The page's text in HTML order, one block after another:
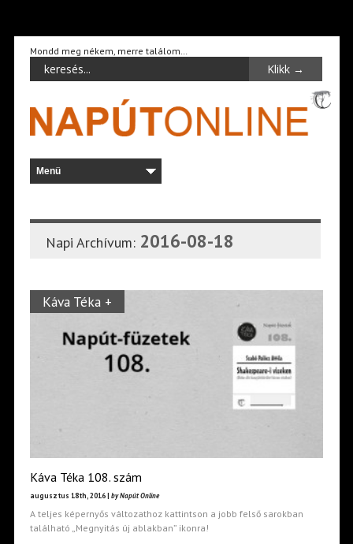
Mondd meg nékem, merre találom…
Napi Archívum: 2016-08-18
Káva Téka +
Káva Téka 108. szám
augusztus 18th, 2016 | by Napút Online
A teljes képernyős változathoz kattintson a jobb felső sarokban
található „Megnyitás új ablakban” ikonra!